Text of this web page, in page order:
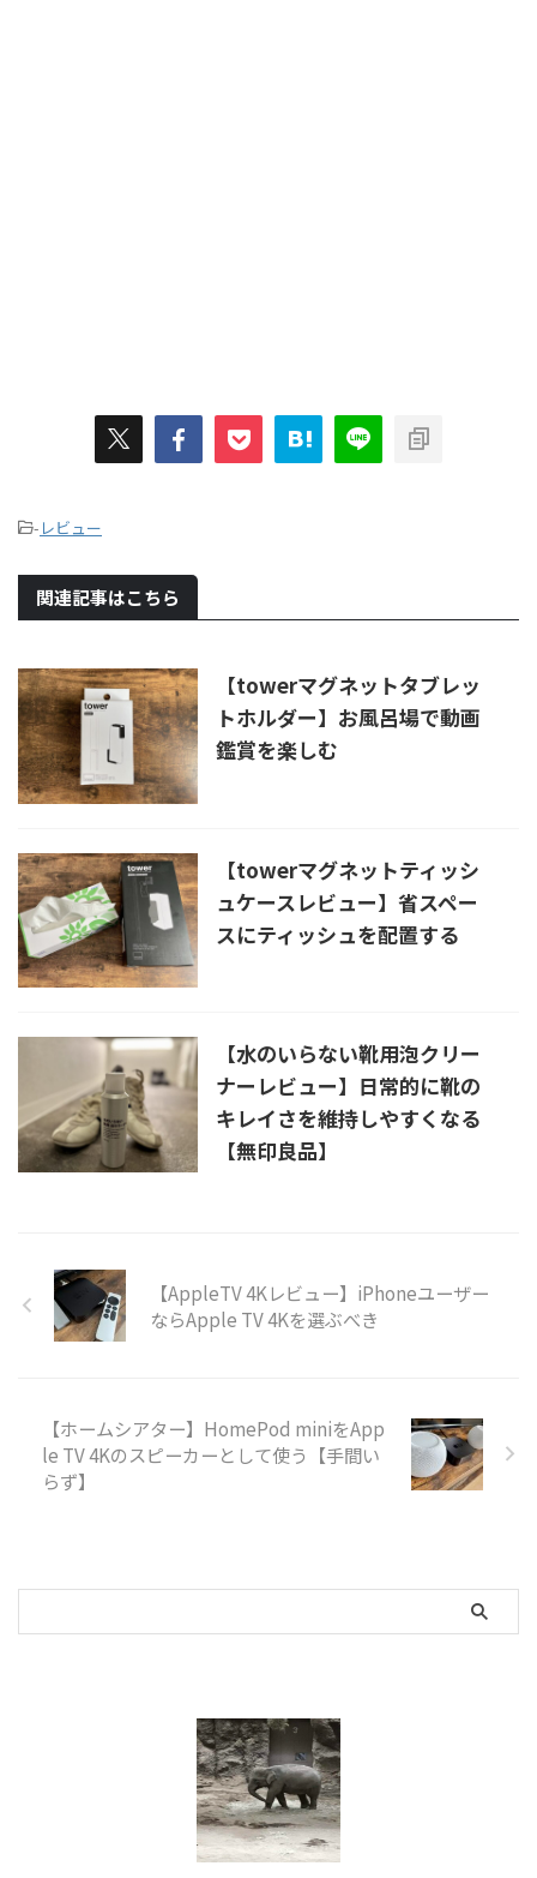
- レビュー
関連記事はこちら
【towerマグネットタブレッ
トホルダー】お風呂場で動画
鑑賞を楽しむ
【towerマグネットティッシ
ュケースレビュー】省スペー
スにティッシュを配置する
【水のいらない靴用泡クリー
ナーレビュー】日常的に靴の
キレイさを維持しやすくなる
【無印良品】
【AppleTV 4Kレビュー】iPhoneユーザー
ならApple TV 4Kを選ぶべき
【ホームシアター】HomePod miniをApp
le TV 4Kのスピーカーとして使う【手間い
らず】